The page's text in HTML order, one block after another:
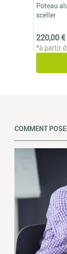
Poteau
sceller
220,00 €
*à partir
COMMENT